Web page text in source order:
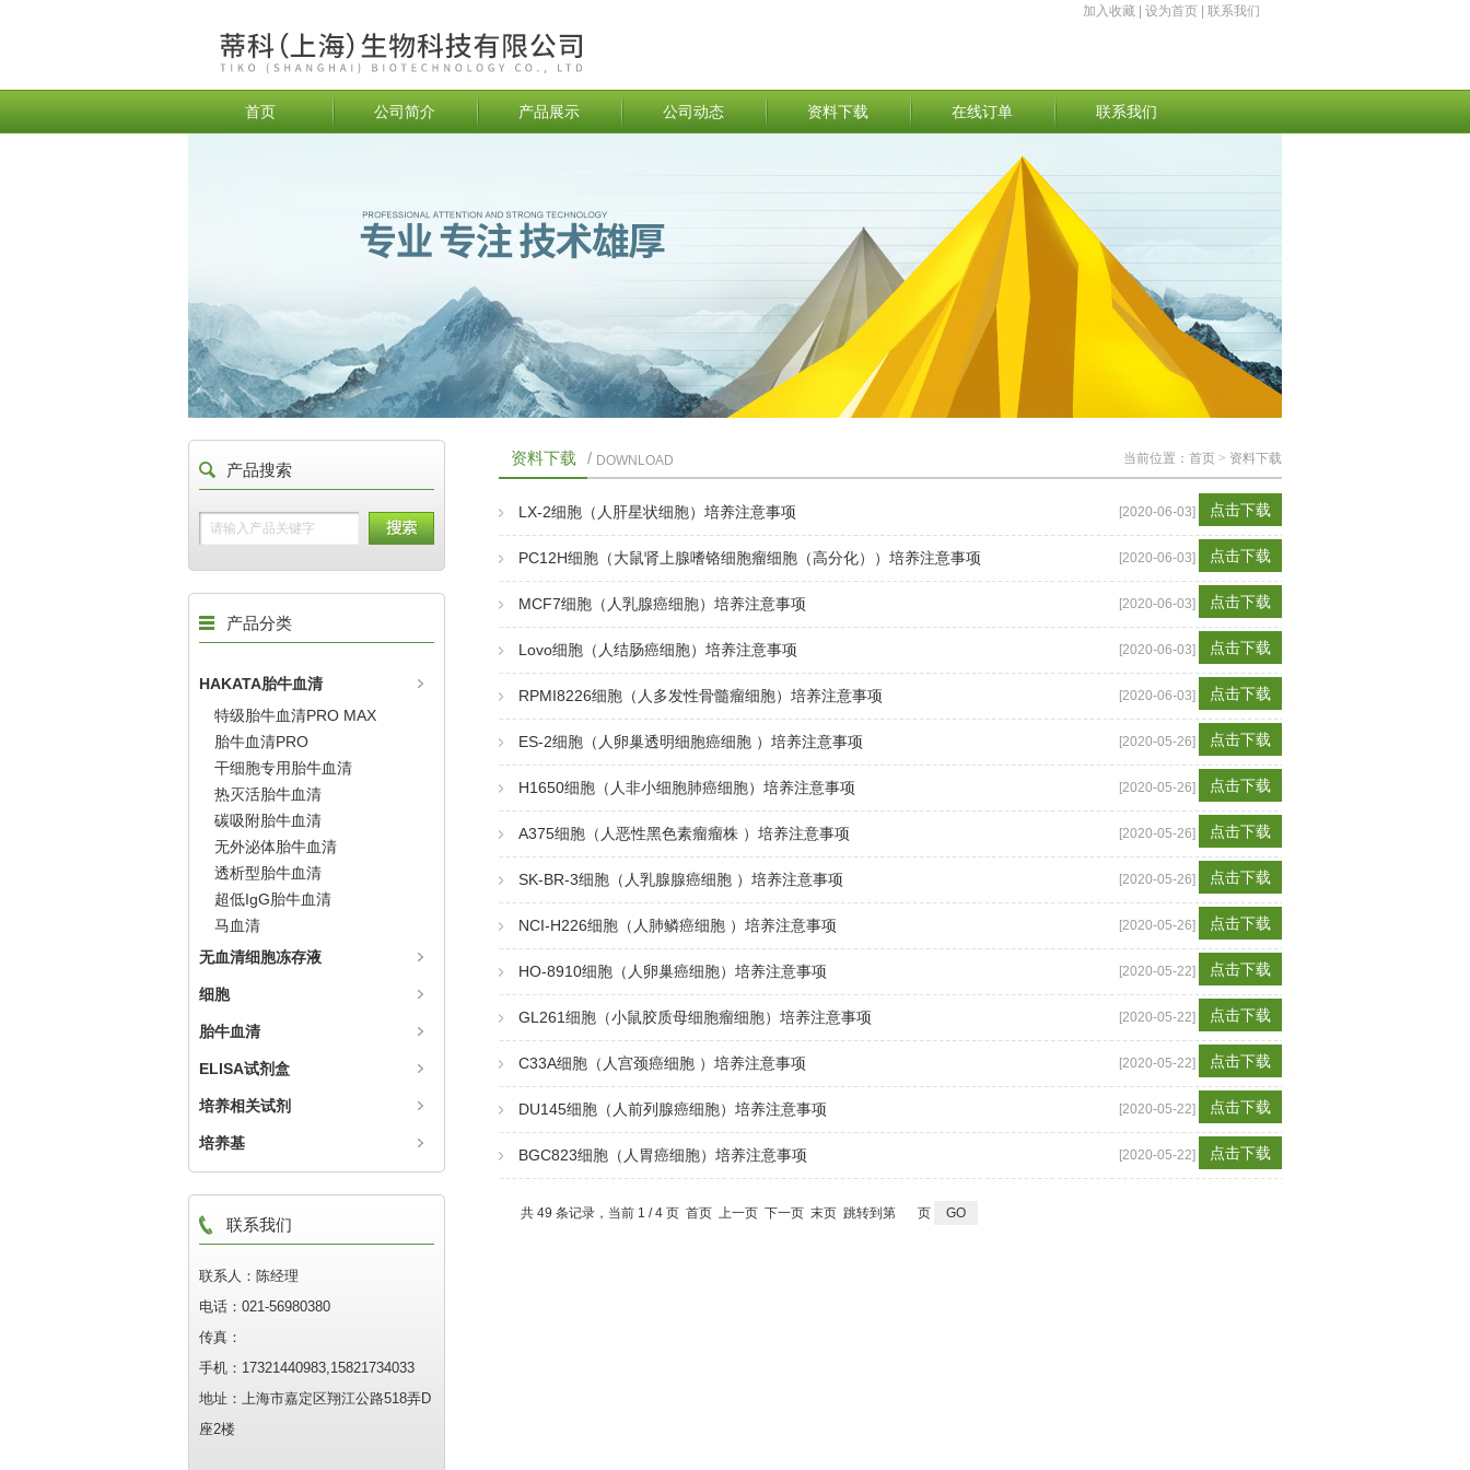
加入收藏 设为首页 联系我们
首页 公司简介 产品展示 公司动态 资料下载 在线订单 联系我们
产品搜索
产品分类
HAKATA胎牛血清
特级胎牛血清PRO MAX
胎牛血清PRO
干细胞专用胎牛血清
热灭活胎牛血清
碳吸附胎牛血清
无外泌体胎牛血清
透析型胎牛血清
超低IgG胎牛血清
马血清
无血清细胞冻存液
细胞
胎牛血清
ELISA试剂盒
培养相关试剂
培养基
联系我们
联系人：陈经理
电话：021-56980380
传真：
手机：17321440983,15821734033
地址：上海市嘉定区翔江公路518弄D
座2楼
资料下载 / DOWNLOAD 当前位置： 首页 > 资料下载
LX-2细胞（人肝星状细胞）培养注意事项 [2020-06-03] 点击下载
PC12H细胞（大鼠肾上腺嗜铬细胞瘤细胞（高分化））培养注意事项 [2020-06-03] 点击下载
MCF7细胞（人乳腺癌细胞）培养注意事项 [2020-06-03] 点击下载
Lovo细胞（人结肠癌细胞）培养注意事项 [2020-06-03] 点击下载
RPMI8226细胞（人多发性骨髓瘤细胞）培养注意事项 [2020-06-03] 点击下载
ES-2细胞（人卵巢透明细胞癌细胞 ）培养注意事项 [2020-05-26] 点击下载
H1650细胞（人非小细胞肺癌细胞）培养注意事项 [2020-05-26] 点击下载
A375细胞（人恶性黑色素瘤瘤株 ）培养注意事项 [2020-05-26] 点击下载
SK-BR-3细胞（人乳腺腺癌细胞 ）培养注意事项 [2020-05-26] 点击下载
NCI-H226细胞（人肺鳞癌细胞 ）培养注意事项 [2020-05-26] 点击下载
HO-8910细胞（人卵巢癌细胞）培养注意事项 [2020-05-22] 点击下载
GL261细胞（小鼠胶质母细胞瘤细胞）培养注意事项 [2020-05-22] 点击下载
C33A细胞（人宫颈癌细胞 ）培养注意事项 [2020-05-22] 点击下载
DU145细胞（人前列腺癌细胞）培养注意事项 [2020-05-22] 点击下载
BGC823细胞（人胃癌细胞）培养注意事项 [2020-05-22] 点击下载
共 49 条记录，当前 1 / 4 页 首页 上一页 下一页 末页 跳转到第 页